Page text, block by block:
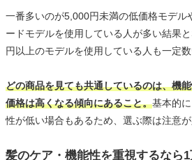
一番多いのが5,000円未満の低価格モデル
ードモデルを使用している人が多い結果
円以上のモデルを使用している人も一定数
どの商品を見ても共通しているのは、機
価格は高くなる傾向にあること。基本的
性が低い場合もあるため、選ぶ際は注意が
髪のケア・機能性を重視するなら1